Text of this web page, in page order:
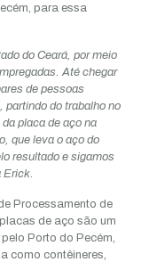
para essa
do Ceará, por meio
Até chegar
de pessoas
do trabalho no
placa de aço na
que leva o aço do
resultado e sigamos
Erick.
Processamento de
de aço são um
Porto do Pecém,
como contêineres,